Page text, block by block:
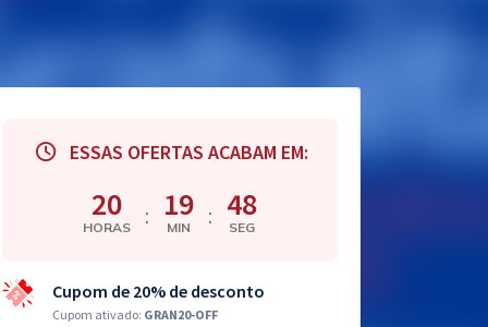
ESSAS OFERTAS ACABAM EM:
20
HORAS : 19
MIN : 47
SEG
Cupom de 20% de desconto
Cupom ativado: GRAN20-OFF